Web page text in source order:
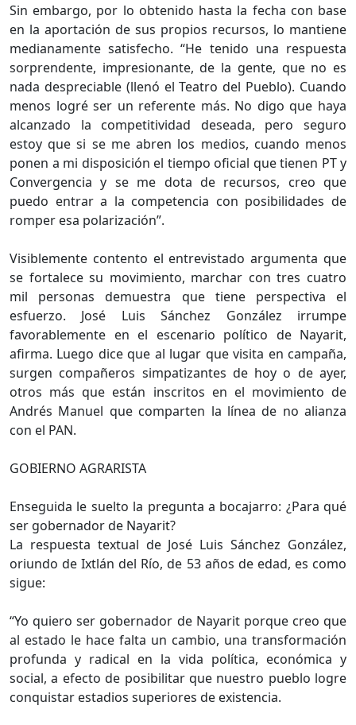
Sin embargo, por lo obtenido hasta la fecha con base
en la aportación de sus propios recursos, lo mantiene
medianamente satisfecho. “He tenido una respuesta
sorprendente, impresionante, de la gente, que no es
nada despreciable (llenó el Teatro del Pueblo). Cuando
menos logré ser un referente más. No digo que haya
alcanzado la competitividad deseada, pero seguro
estoy que si se me abren los medios, cuando menos
ponen a mi disposición el tiempo oficial que tienen PT y
Convergencia y se me dota de recursos, creo que
puedo entrar a la competencia con posibilidades de
romper esa polarización”.
Visiblemente contento el entrevistado argumenta que
se fortalece su movimiento, marchar con tres cuatro
mil personas demuestra que tiene perspectiva el
esfuerzo. José Luis Sánchez González irrumpe
favorablemente en el escenario político de Nayarit,
afirma. Luego dice que al lugar que visita en campaña,
surgen compañeros simpatizantes de hoy o de ayer,
otros más que están inscritos en el movimiento de
Andrés Manuel que comparten la línea de no alianza
con el PAN.
GOBIERNO AGRARISTA
Enseguida le suelto la pregunta a bocajarro: ¿Para qué
ser gobernador de Nayarit?
La respuesta textual de José Luis Sánchez González,
oriundo de Ixtlán del Río, de 53 años de edad, es como
sigue:
“Yo quiero ser gobernador de Nayarit porque creo que
al estado le hace falta un cambio, una transformación
profunda y radical en la vida política, económica y
social, a efecto de posibilitar que nuestro pueblo logre
conquistar estadios superiores de existencia.